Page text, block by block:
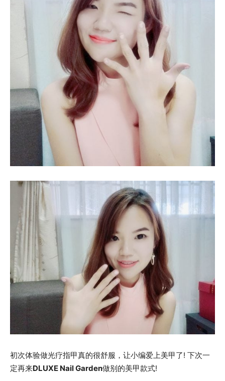
初次体验做光疗指甲真的很舒服，让小编爱上美甲了! 下次一
定再来DLUXE Nail Garden做别的美甲款式!